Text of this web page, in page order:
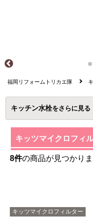
福岡リフォームトリカエ隊
キッチン水栓を
キッツマイクロフィ
8件の商品が見つかり
キッツマイクロフィルター